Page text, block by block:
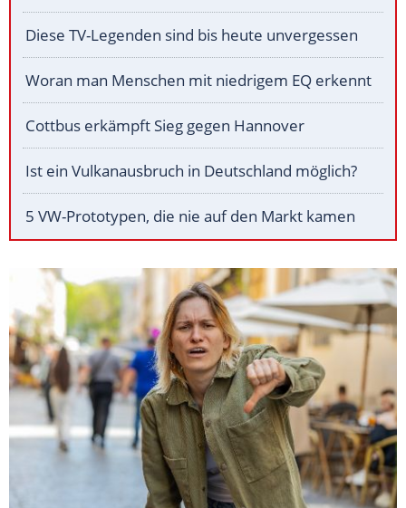
Diese TV-Legenden sind bis heute unvergessen
Woran man Menschen mit niedrigem EQ erkennt
Cottbus erkämpft Sieg gegen Hannover
Ist ein Vulkanausbruch in Deutschland möglich?
5 VW-Prototypen, die nie auf den Markt kamen